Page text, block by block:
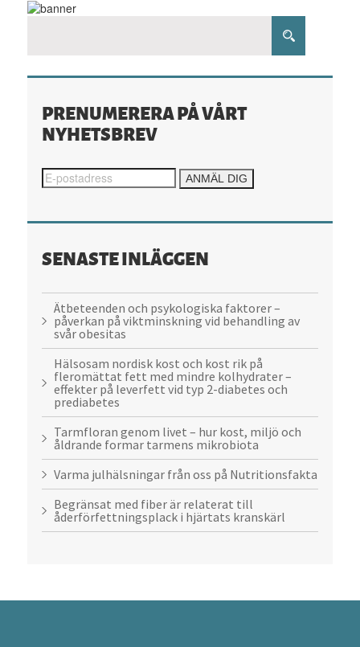
PRENUMERERA PÅ VÅRT
NYHETSBREV
SENASTE INLÄGGEN
Ätbeteenden och psykologiska faktorer –
påverkan på viktminskning vid behandling av
svår obesitas
Hälsosam nordisk kost och kost rik på
fleromättat fett med mindre kolhydrater –
effekter på leverfett vid typ 2-diabetes och
prediabetes
Tarmfloran genom livet – hur kost, miljö och
åldrande formar tarmens mikrobiota
Varma julhälsningar från oss på Nutritionsfakta
Begränsat med fiber är relaterat till
åderförfettningsplack i hjärtats kranskärl